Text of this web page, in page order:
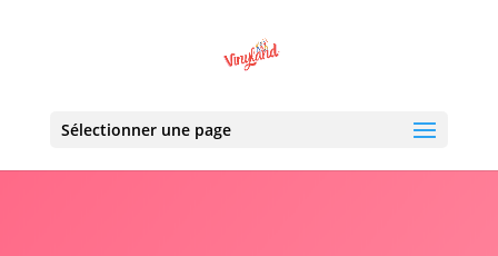
Sélectionner une page